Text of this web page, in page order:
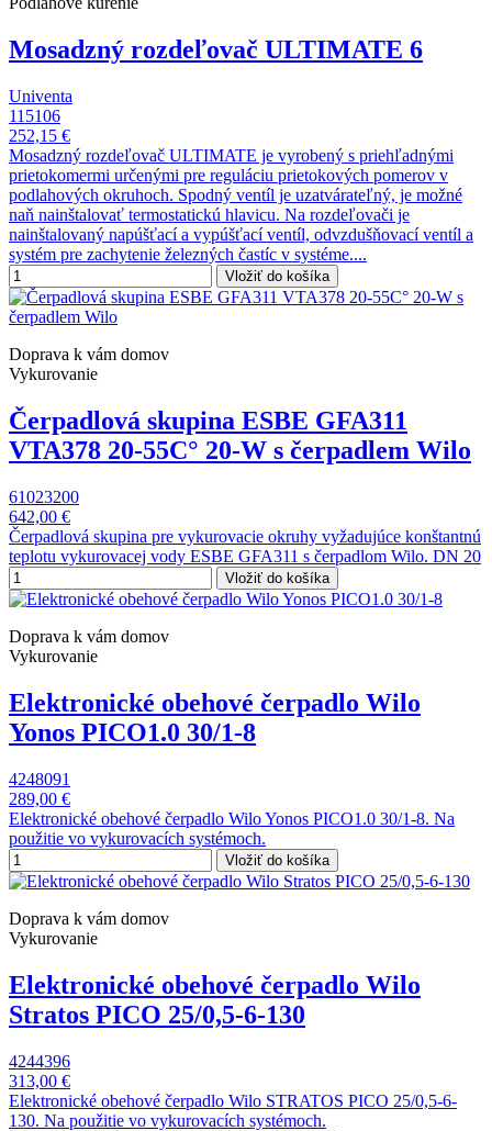
Mosadzný rozdeľovač ULTIMATE 6
Univenta
115106
252,15 €
Mosadzný rozdeľovač ULTIMATE je vyrobený s priehľadnými
prietokomermi určenými pre reguláciu prietokových pomerov v
podlahových okruhoch. Spodný ventíl je uzatvárateľný, je možné
naň nainštalovať termostatickú hlavicu. Na rozdeľovači je
nainštalovaný napúšťací a vypúšťací ventíl, odvzdušňovací ventíl a
systém pre zachytenie železných častíc v systéme....
Vložiť do košíka
Doprava k vám domov
Vykurovanie
Čerpadlová skupina ESBE GFA311
VTA378 20-55C° 20-W s čerpadlem Wilo
61023200
642,00 €
Čerpadlová skupina pre vykurovacie okruhy vyžadujúce konštantnú
teplotu vykurovacej vody ESBE GFA311 s čerpadlom Wilo. DN 20
Vložiť do košíka
Doprava k vám domov
Vykurovanie
Elektronické obehové čerpadlo Wilo
Yonos PICO1.0 30/1-8
4248091
289,00 €
Elektronické obehové čerpadlo Wilo Yonos PICO1.0 30/1-8. Na
použitie vo vykurovacích systémoch.
Vložiť do košíka
Doprava k vám domov
Vykurovanie
Elektronické obehové čerpadlo Wilo
Stratos PICO 25/0,5-6-130
4244396
313,00 €
Elektronické obehové čerpadlo Wilo STRATOS PICO 25/0,5-6-
130. Na použitie vo vykurovacích systémoch.